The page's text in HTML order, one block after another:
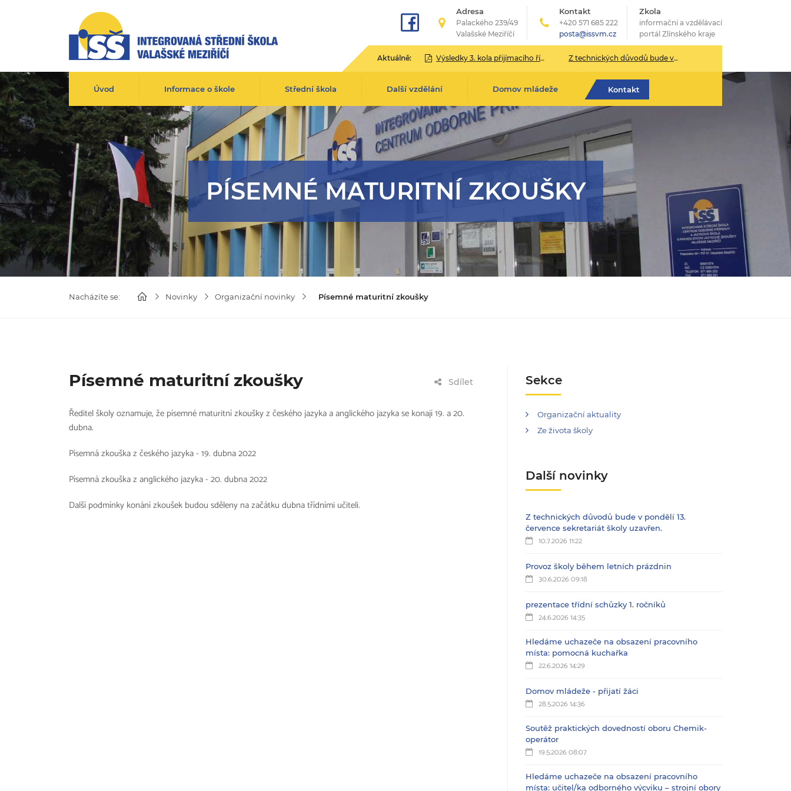
Adresa
Palackého 239/49
Valašské Meziříčí
Kontakt
+420 571 685 222
posta@issvm.cz
Zkola
informační a vzdělávací
portál Zlínského kraje
Aktuálně: Výsledky 3. kola přijímacího řízení pro školní rok 2026/2027 Z technických důvodů bude v pondělí 13. července sekretariát školy uzavřen.
Úvod Informace o škole Střední škola Další vzdělání Domov mládeže Kontakt
PÍSEMNÉ MATURITNÍ ZKOUŠKY
Nacházíte se: Novinky Organizační novinky Písemné maturitní zkoušky
Sdílet
Písemné maturitní zkoušky
Ředitel školy oznamuje, že písemné maturitní zkoušky z českého jazyka a anglického jazyka se konají 19. a 20.
dubna.
Písemná zkouška z českého jazyka - 19. dubna 2022
Písemná zkouška z anglického jazyka - 20. dubna 2022
Další podmínky konání zkoušek budou sděleny na začátku dubna třídními učiteli.
Sekce
Organizační aktuality
Ze života školy
Další novinky
Z technických důvodů bude v pondělí 13.
července sekretariát školy uzavřen.
10.7.2026 11:22
Provoz školy během letních prázdnin
30.6.2026 09:18
prezentace třídní schůzky 1. ročníků
24.6.2026 14:35
Hledáme uchazeče na obsazení pracovního
místa: pomocná kuchařka
22.6.2026 14:29
Domov mládeže - přijatí žáci
28.5.2026 14:36
Soutěž praktických dovedností oboru Chemik-
operátor
19.5.2026 08:07
Hledáme uchazeče na obsazení pracovního
místa: učitel/ka odborného výcviku – strojní obory